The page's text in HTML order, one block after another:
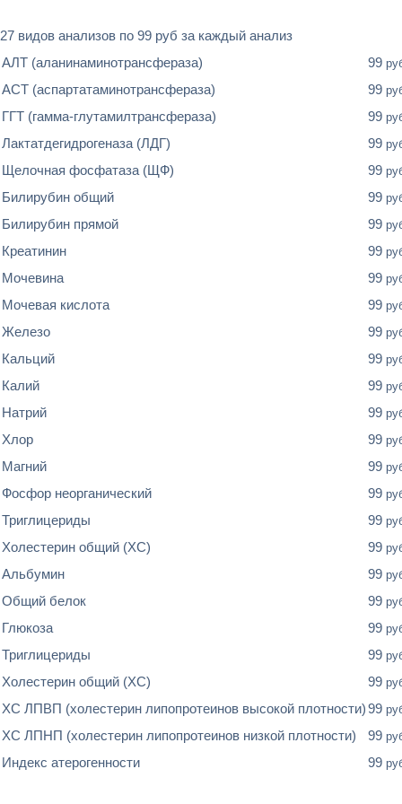
27 видов анализов по 99 руб за каждый анализ
АЛТ (аланинаминотрансфераза)
99
АСТ (аспартатаминотрансфераза) 99
ГГТ (гамма-глутамилтрансфераза) 99
Лактатдегидрогеназа (ЛДГ) 99
Щелочная фосфатаза (ЩФ) 99
Билирубин общий 99
Билирубин прямой 99
Креатинин 99
Мочевина 99
Мочевая кислота 99
Железо 99
Кальций 99
Калий 99
Натрий 99
Хлор 99
Магний 99
Фосфор неорганический 99
Триглицериды 99
Холестерин общий (ХС) 99
Альбумин 99
Общий белок 99
Глюкоза 99
Триглицериды 99
Холестерин общий (ХС) 99
XC ЛПВП (холестерин липопротеинов высокой плотности)99
XC ЛПНП (холестерин липопротеинов низкой плотности) 99
Индекс атерогенности 99